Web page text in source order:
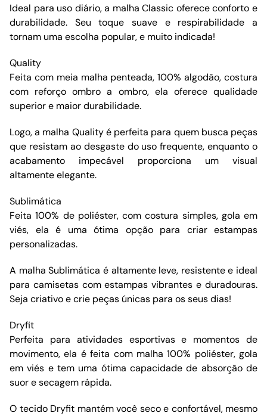
Ideal para uso diário, a malha Classic oferece conforto e
durabilidade. Seu toque suave e respirabilidade a
tornam uma escolha popular, e muito indicada!
Quality
Feita com meia malha penteada, 100% algodão, costura
com reforço ombro a ombro, ela oferece qualidade
superior e maior durabilidade.
Logo, a malha Quality é perfeita para quem busca peças
que resistam ao desgaste do uso frequente, enquanto o
acabamento impecável proporciona um visual
altamente elegante.
Sublimática
Feita 100% de poliéster, com costura simples, gola em
viés, ela é uma ótima opção para criar estampas
personalizadas.
A malha Sublimática é altamente leve, resistente e ideal
para camisetas com estampas vibrantes e duradouras.
Seja criativo e crie peças únicas para os seus dias!
Dryfit
Perfeita para atividades esportivas e momentos de
movimento, ela é feita com malha 100% poliéster, gola
em viés e tem uma ótima capacidade de absorção de
suor e secagem rápida.
O tecido Dryfit mantém você seco e confortável, mesmo